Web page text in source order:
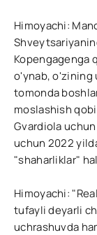
Himoyachi:
Kopengagenga
o'ynab, o'zining
tomonda
moslashish
Gvardiola
uchun 2022
"shaharliklar"
Himoyachi:
tufayli deyarli
uchrashuvda